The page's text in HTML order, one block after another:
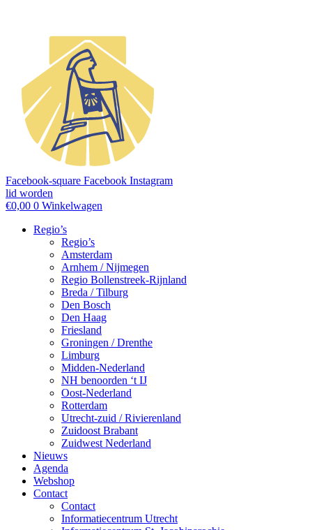
Facebook-square Facebook Instagram
lid worden
€0,00 0 Winkelwagen
Regio’s
Regio’s
Amsterdam
Arnhem / Nijmegen
Regio Bollenstreek-Rijnland
Breda / Tilburg
Den Bosch
Den Haag
Friesland
Groningen / Drenthe
Limburg
Midden-Nederland
NH benoorden ‘t IJ
Oost-Nederland
Rotterdam
Utrecht-zuid / Rivierenland
Zuidoost Brabant
Zuidwest Nederland
Nieuws
Agenda
Webshop
Contact
Contact
Informatiecentrum Utrecht